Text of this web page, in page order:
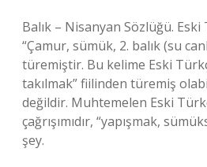
Balık – Nisanyan Sözlüğü. Eski
“Çamur, sümük, 2. balık (su
türemiştir. Bu kelime Eski
takılmak” fiilinden türemiş
değildir. Muhtemelen Eski
çağrışımıdır, “yapışmak,
şey.